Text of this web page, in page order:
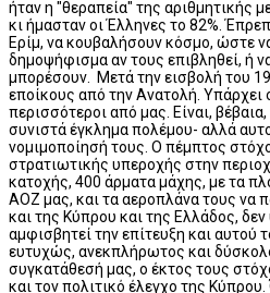
ήταν η "θεραπεία" της αριθμητικής
κι ήμασταν οι Έλληνες το 82%.
Ερίμ, να κουβαλήσουν κόσμο, ώστε
δημοψήφισμα αν τους επιβληθεί, ή
μπορέσουν. Μετά την εισβολή του
εποίκους από την Ανατολή. Υπάρχει
περισσότεροι από μας. Είναι,
συνιστά έγκλημα πολέμου- αλλά
νομιμοποίησή τους. Ο πέμπτος
στρατιωτικής υπεροχής στην
κατοχής, 400 άρματα μάχης, με τα
ΑΟΖ μας, και τα αεροπλάνα τους να
και της Κύπρου και της Ελλάδος,
αμφισβητεί την επίτευξη και αυτού
ευτυχώς, ανεκπλήρωτος και
συγκατάθεσή μας, ο έκτος τους
και τον πολιτικό έλεγχο της